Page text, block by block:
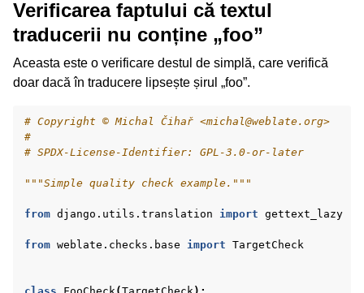
Verificarea faptului că textul
traducerii nu conține „foo”
Aceasta este o verificare destul de simplă, care verifică
doar dacă în traducere lipsește șirul „foo”.
# Copyright © Michal Čihař <michal@weblate.org>
#
# SPDX-License-Identifier: GPL-3.0-or-later
"""Simple quality check example."""
from django.utils.translation import gettext_lazy
from weblate.checks.base import TargetCheck